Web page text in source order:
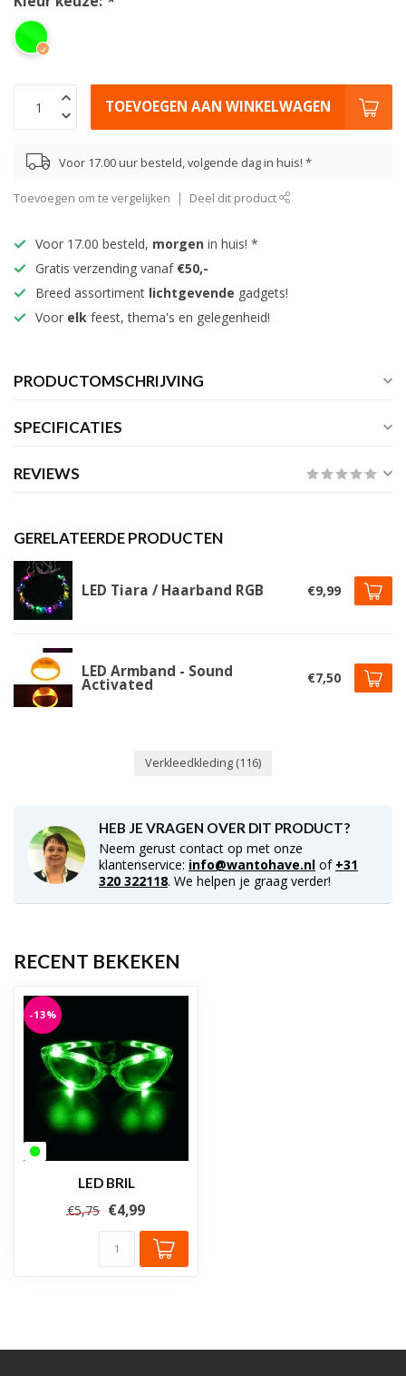
TOEVOEGEN AAN WINKELWAGEN
Voor 17.00 uur besteld, volgende dag in huis! *
Toevoegen om te vergelijken Deel dit product
Voor 17.00 besteld, morgen in huis! *
Gratis verzending vanaf €50,-
Breed assortiment lichtgevende gadgets!
Voor elk feest, thema's en gelegenheid!
PRODUCTOMSCHRIJVING
SPECIFICATIES
REVIEWS
GERELATEERDE PRODUCTEN
LED Tiara / Haarband RGB €9,99
LED Armband - Sound
Activated €7,50
Verkleedkleding (116)
HEB JE VRAGEN OVER DIT PRODUCT?
Neem gerust contact op met onze
klantenservice: info@wantohave.nl of +31
320 322118. We helpen je graag verder!
RECENT BEKEKEN
-13%
LED BRIL
€5,75 €4,99